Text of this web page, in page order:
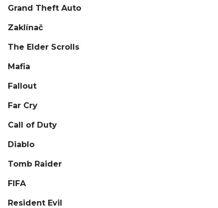
Grand Theft Auto
Zaklínač
The Elder Scrolls
Mafia
Fallout
Far Cry
Call of Duty
Diablo
Tomb Raider
FIFA
Resident Evil